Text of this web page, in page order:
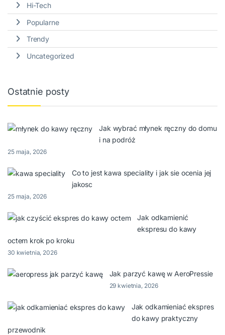
Hi-Tech
Popularne
Trendy
Uncategorized
Ostatnie posty
Jak wybrać młynek ręczny do domu
i na podróż
25 maja, 2026
Co to jest kawa speciality i jak sie ocenia jej
jakosc
25 maja, 2026
Jak odkamienić
ekspresu do kawy
octem krok po kroku
30 kwietnia, 2026
Jak parzyć kawę w AeroPressie
29 kwietnia, 2026
Jak odkamieniać ekspres
do kawy praktyczny
przewodnik